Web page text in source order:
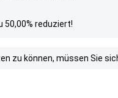
50,00% reduziert!
zu können, müssen Sie